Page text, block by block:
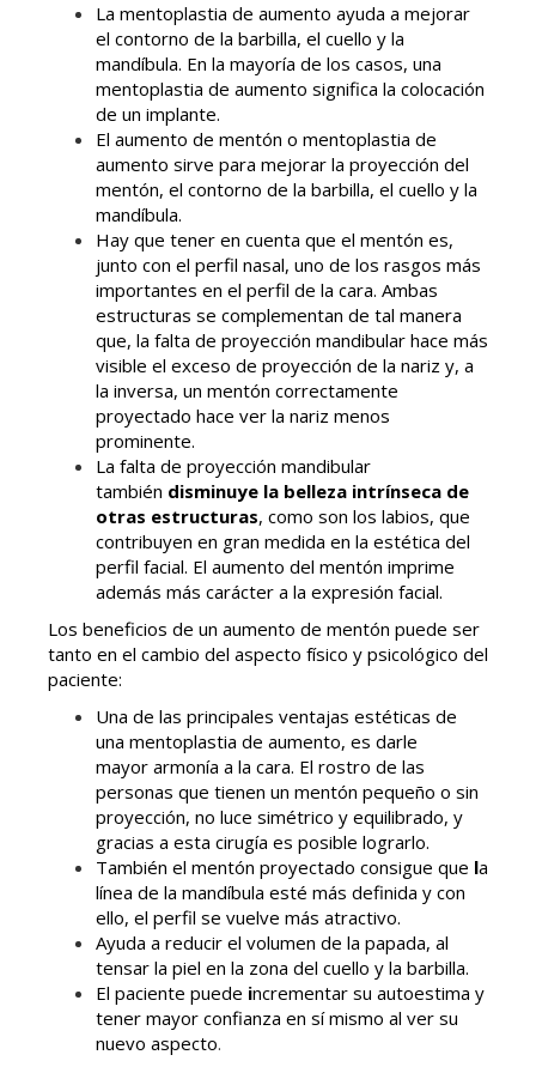
La mentoplastia de aumento ayuda a mejorar
el contorno de la barbilla, el cuello y la
mandíbula. En la mayoría de los casos, una
mentoplastia de aumento significa la colocación
de un implante.
El aumento de mentón o mentoplastia de
aumento sirve para mejorar la proyección del
mentón, el contorno de la barbilla, el cuello y la
mandíbula.
Hay que tener en cuenta que el mentón es,
junto con el perfil nasal, uno de los rasgos más
importantes en el perfil de la cara. Ambas
estructuras se complementan de tal manera
que, la falta de proyección mandibular hace más
visible el exceso de proyección de la nariz y, a
la inversa, un mentón correctamente
proyectado hace ver la nariz menos
prominente.
La falta de proyección mandibular
también disminuye la belleza intrínseca de
otras estructuras, como son los labios, que
contribuyen en gran medida en la estética del
perfil facial. El aumento del mentón imprime
además más carácter a la expresión facial.
Los beneficios de un aumento de mentón puede ser
tanto en el cambio del aspecto físico y psicológico del
paciente:
Una de las principales ventajas estéticas de
una mentoplastia de aumento, es darle
mayor armonía a la cara. El rostro de las
personas que tienen un mentón pequeño o sin
proyección, no luce simétrico y equilibrado, y
gracias a esta cirugía es posible lograrlo.
También el mentón proyectado consigue que la
línea de la mandíbula esté más definida y con
ello, el perfil se vuelve más atractivo.
Ayuda a reducir el volumen de la papada, al
tensar la piel en la zona del cuello y la barbilla.
El paciente puede incrementar su autoestima y
tener mayor confianza en sí mismo al ver su
nuevo aspecto.